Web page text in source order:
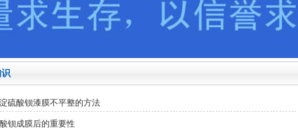
硫酸钡漆膜不平整的方法
钡成膜后的重要性